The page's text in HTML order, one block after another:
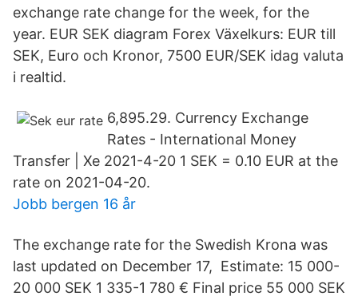
exchange rate change for the week, for the
year. EUR SEK diagram Forex Växelkurs: EUR till
SEK, Euro och Kronor, 7500 EUR/SEK idag valuta
i realtid.
6,895.29. Currency Exchange
Rates - International Money
Transfer | Xe 2021-4-20 1 SEK = 0.10 EUR at the
rate on 2021-04-20.
Jobb bergen 16 år
The exchange rate for the Swedish Krona was
last updated on December 17, Estimate: 15 000-
20 000 SEK 1 335-1 780 € Final price 55 000 SEK